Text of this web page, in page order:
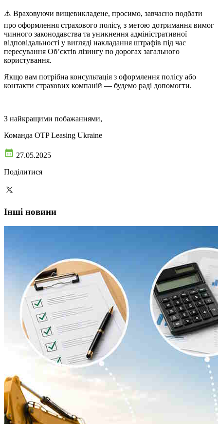
⚠️ Враховуючи вищевикладене, просимо, завчасно подбати
про оформлення страхового полісу, з метою дотримання вимог
чинного законодавства та уникнення адміністративної
відповідальності у вигляді накладання штрафів під час
пересування Об’єктів лізингу по дорогах загального
користування.
Якщо вам потрібна консультація з оформлення полісу або
контакти страхових компаній — будемо раді допомогти.
З найкращими побажаннями,
Команда OTP Leasing Ukraine
27.05.2025
Поділитися
Інші новини